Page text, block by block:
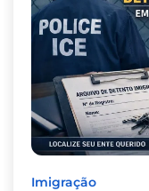
Imigração